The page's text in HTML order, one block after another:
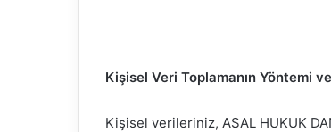
Kişisel Veri Toplamanın Yöntemi
Kişisel verileriniz, ASAL HUKUK